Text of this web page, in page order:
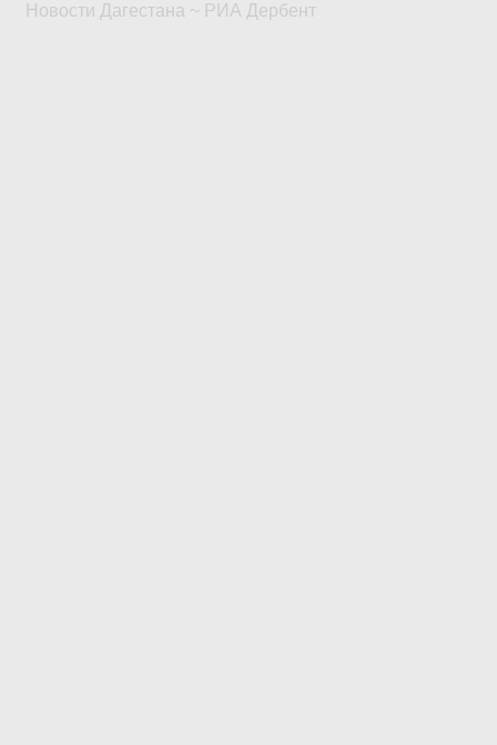
Новости Дагестана ~ РИА Дербент